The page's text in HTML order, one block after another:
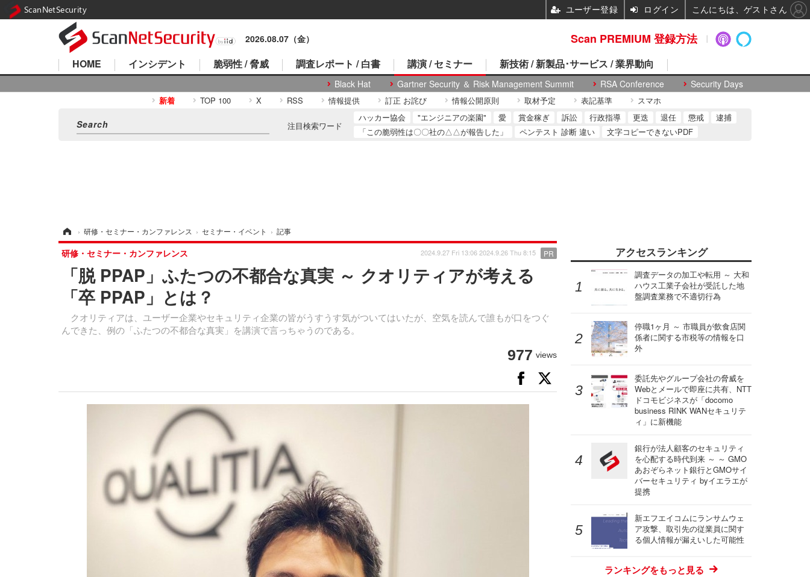
2026.08.07（金）
HOME インシデント 脆弱性 / 脅威 調査レポート / 白書 講演 / セミナー
Black Hat Gartner Security ＆ Risk Management Summit RSA Conference Security Days
新技術 / 新製品･サービス / 業界動向
新着 TOP 100 X RSS 情報提供 訂正 お詫び 情報公開原則 取材予定 表記基準 スマホ
注目検索ワード
ハッカー協会 "エンジニアの楽園" 愛 賞金稼ぎ 訴訟 行政指導 更迭 退任 懲戒
逮捕
「この脆弱性は〇〇社の△△が報告した」
ペンテスト 診断 違い 文字コピーできないPDF
› 研修・セミナー・カンファレンス › セミナー・イベント › 記事
「脱 PPAP」ふたつの不都合な真実 ～ クオリティアが考える
「卒 PPAP」とは？
クオリティアは、ユーザー企業やセキュリティ企業の皆がうすうす気がついてはいたが、空気を読んで誰もが口をつぐ
んできた、例の「ふたつの不都合な真実」を講演で言っちゃうのである。
研修・セミナー・カンファレンス 2024.9.27 Fri 13:06 2024.9.26 Thu 8:15 PR
977 views
アクセスランキング
調査データの加工や転用 ～ 大和
ハウス工業子会社が受託した地
盤調査業務で不適切行為
停職1ヶ月 ～ 市職員が飲食店関
係者に関する市税等の情報を口
外
委託先やグループ会社の脅威を
Webとメールで即座に共有、NTT
ドコモビジネスが「docomo
business RINK WANセキュリテ
ィ」に新機能
銀行が法人顧客のセキュリティ
を心配する時代到来 ～ ～ GMO
あおぞらネット銀行とGMOサイ
バーセキュリティ byイエラエが
提携
新エフエイコムにランサムウェ
ア攻撃、取引先の従業員に関す
る個人情報が漏えいした可能性
ランキングをもっと見る
Scan PREMIUM 登録方法
ScanNetSecurity ユーザー登録 ログイン こんにちは、ゲストさん